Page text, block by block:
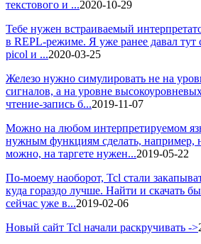
текстового и ...2020-10-29
Тебе нужен встраиваемый
в REPL-режиме. Я уже ранее давал тут
picol и ...2020-03-25
Железо нужно симулировать не на
сигналов, а на уровне
чтение-запись б...2019-11-07
Можно на любом интерпретируемом
нужным функциям сделать, например,
можно, на таргете нужен...2019-05-22
По-моему наоборот, Tcl стали
куда гораздо лучше. Найти и скачать
сейчас уже в...2019-02-06
Новый сайт Tcl начали раскручивать ->